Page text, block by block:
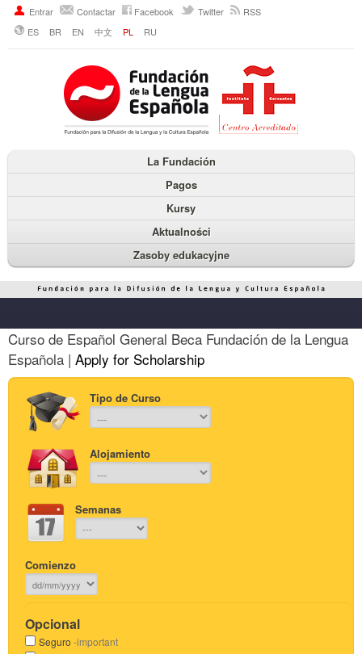
Entrar Contactar Facebook Twitter
RSS
ES
BR EN 中文 PL RU
La Fundación
Pagos
Kursy
Aktualności
Zasoby edukacyjne
Curso de Español General Beca Fundación de la Lengua
Española | Apply for Scholarship
Tipo de Curso
Alojamiento
Semanas
Comienzo
Opcional
Seguro -important